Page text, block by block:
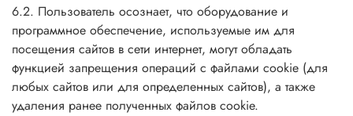
6.2. Пользователь осознает, что оборудование и
программное обеспечение, используемые им для
посещения сайтов в сети интернет, могут обладать
функцией запрещения операций с файлами cookie (для
любых сайтов или для определенных сайтов), а также
удаления ранее полученных файлов cookie.